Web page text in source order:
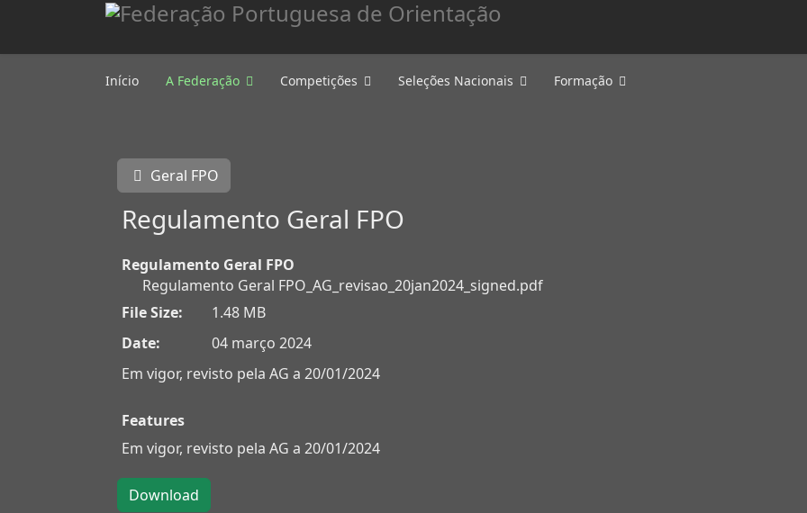
Início A Federação Competições Seleções Nacionais Formação
Geral FPO
Regulamento Geral FPO
Regulamento Geral FPO
Regulamento Geral FPO_AG_revisao_20jan2024_signed.pdf
File Size:
1.48 MB
Date:
04 março 2024
Em vigor, revisto pela AG a 20/01/2024
Features
Em vigor, revisto pela AG a 20/01/2024